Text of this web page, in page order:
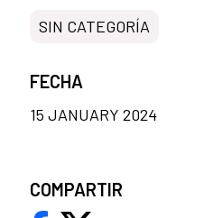
SIN CATEGORÍA
FECHA
15 JANUARY 2024
COMPARTIR